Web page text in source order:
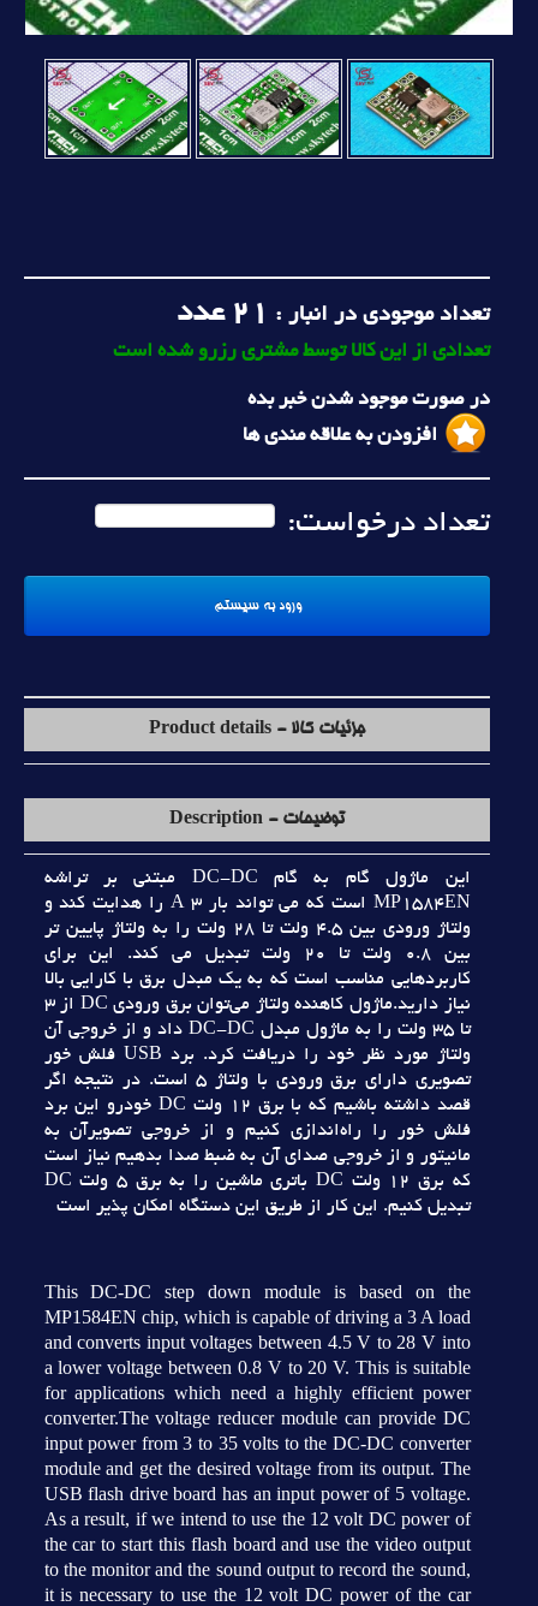
تعداد موجودی در انبار : 21 عدد
تعدادی از این کالا توسط مشتری رزرو شده است
در صورت موجود شدن خبر بده
افزودن به علاقه مندی ها
تعداد درخواست:
جزئیات کالا - Product details
توضیحات - Description
اين ماژول گام به گام DC-DC مبتني بر تراشه
MP1584EN است که مي تواند بار 3 A را هدايت کند و
ولتاژ ورودي بين 4.5 ولت تا 28 ولت را به ولتاژ پايين تر
بين 0.8 ولت تا 20 ولت تبديل مي کند. اين براي
کاربردهايي مناسب است که به يک مبدل برق با کارايي بالا
نياز داريد.ماژول کاهنده ولتاژ مي‌توان برق ورودي DC از 3
تا 35 ولت را به ماژول مبدل DC-DC داد و از خروجي آن
ولتاژ مورد نظر خود را دريافت کرد. برد USB فلش خور
تصويري داراي برق ورودي با ولتاژ 5 است. در نتيجه اگر
قصد داشته باشيم که با برق 12 ولت DC خودرو اين برد
فلش خور را راه‌اندازي کنيم و از خروجي تصويرآن به
مانيتور و از خروجي صداي آن به ضبط صدا بدهيم نياز است
که برق 12 ولت DC باتري ماشين را به برق 5 ولت DC
تبديل کنيم. اين کار از طريق اين دستگاه امکان پذير است
This DC-DC step down module is based on the
MP1584EN chip, which is capable of driving a 3 A load
and converts input voltages between 4.5 V to 28 V into
a lower voltage between 0.8 V to 20 V. This is suitable
for applications which need a highly efficient power
converter.The voltage reducer module can provide DC
input power from 3 to 35 volts to the DC-DC converter
module and get the desired voltage from its output. The
USB flash drive board has an input power of 5 voltage.
As a result, if we intend to use the 12 volt DC power of
the car to start this flash board and use the video output
to the monitor and the sound output to record the sound,
it is necessary to use the 12 volt DC power of the car